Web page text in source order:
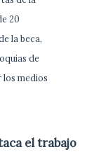
20
la beca,
de
los medios
el trabajo